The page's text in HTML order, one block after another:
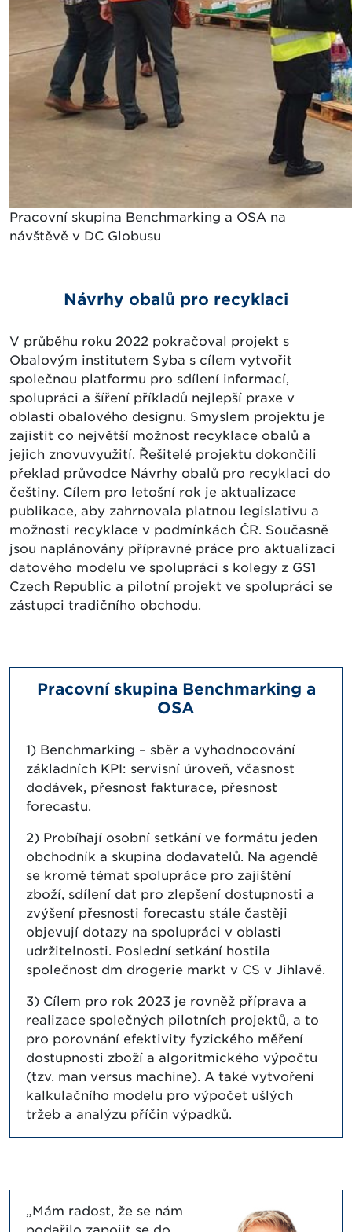
Pracovní skupina Benchmarking a OSA na
návštěvě v DC Globusu
Návrhy obalů pro recyklaci
V průběhu roku 2022 pokračoval projekt s
Obalovým institutem Syba s cílem vytvořit
společnou platformu pro sdílení informací,
spolupráci a šíření příkladů nejlepší praxe v
oblasti obalového designu. Smyslem projektu je
zajistit co největší možnost recyklace obalů a
jejich znovuvyužití. Řešitelé projektu dokončili
překlad průvodce Návrhy obalů pro recyklaci do
češtiny. Cílem pro letošní rok je aktualizace
publikace, aby zahrnovala platnou legislativu a
možnosti recyklace v podmínkách ČR. Současně
jsou naplánovány přípravné práce pro aktualizaci
datového modelu ve spolupráci s kolegy z GS1
Czech Republic a pilotní projekt ve spolupráci se
zástupci tradičního obchodu.
Pracovní skupina Benchmarking a
OSA
1) Benchmarking – sběr a vyhodnocování
základních KPI: servisní úroveň, včasnost
dodávek, přesnost fakturace, přesnost
forecastu.
2) Probíhají osobní setkání ve formátu jeden
obchodník a skupina dodavatelů. Na agendě
se kromě témat spolupráce pro zajištění
zboží, sdílení dat pro zlepšení dostupnosti a
zvýšení přesnosti forecastu stále častěji
objevují dotazy na spolupráci v oblasti
udržitelnosti. Poslední setkání hostila
společnost dm drogerie markt v CS v Jihlavě.
3) Cílem pro rok 2023 je rovněž příprava a
realizace společných pilotních projektů, a to
pro porovnání efektivity fyzického měření
dostupnosti zboží a algoritmického výpočtu
(tzv. man versus machine). A také vytvoření
kalkulačního modelu pro výpočet ušlých
tržeb a analýzu příčin výpadků.
„Mám radost, že se nám